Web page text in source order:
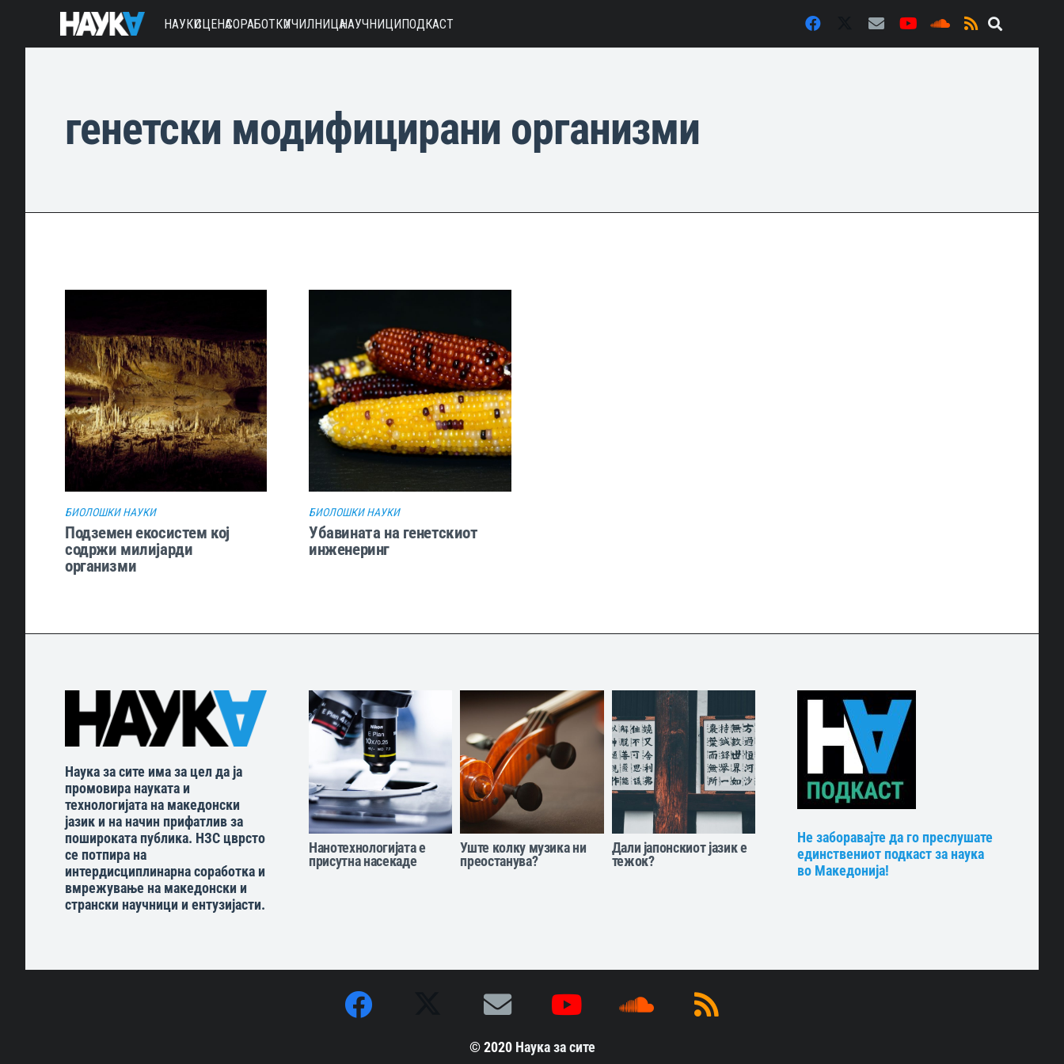
НАУКИСЦЕНАСОРАБОТКИУЧИЛНИЦАНАУЧНИЦИПОДКАСТ
генетски модифицирани организми
БИОЛОШКИ НАУКИ
Подземен екосистем кој
содржи милијарди
организми
БИОЛОШКИ НАУКИ
Убавината на генетскиот
инженеринг
Наука за сите има за цел да ја
промовира науката и
технологијата на македонски
јазик и на начин прифатлив за
пошироката публика. НЗС цврсто
се потпира на
интердисциплинарна соработка и
вмрежување на македонски и
странски научници и ентузијасти.
Нанотехнологијата е
присутна насекаде
Уште колку музика ни
преостанува?
Дали јапонскиот јазик е
тежок?
Не заборавајте да го преслушате
единствениот подкаст за наука
во Македонија!
© 2020 Наука за сите